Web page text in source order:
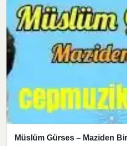
Müslüm Gürses – Maziden